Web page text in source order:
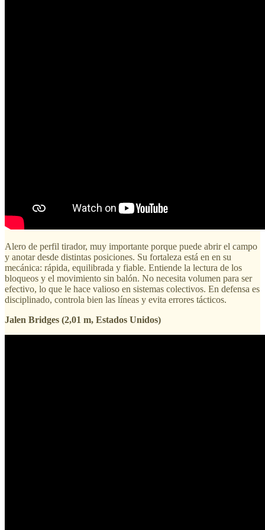
Alero de perfil tirador, muy importante porque puede abrir el campo
y anotar desde distintas posiciones. Su fortaleza está en en su
mecánica: rápida, equilibrada y fiable. Entiende la lectura de los
bloqueos y el movimiento sin balón. No necesita volumen para ser
efectivo, lo que le hace valioso en sistemas colectivos. En defensa es
disciplinado, controla bien las líneas y evita errores tácticos.
Jalen Bridges (2,01 m, Estados Unidos)